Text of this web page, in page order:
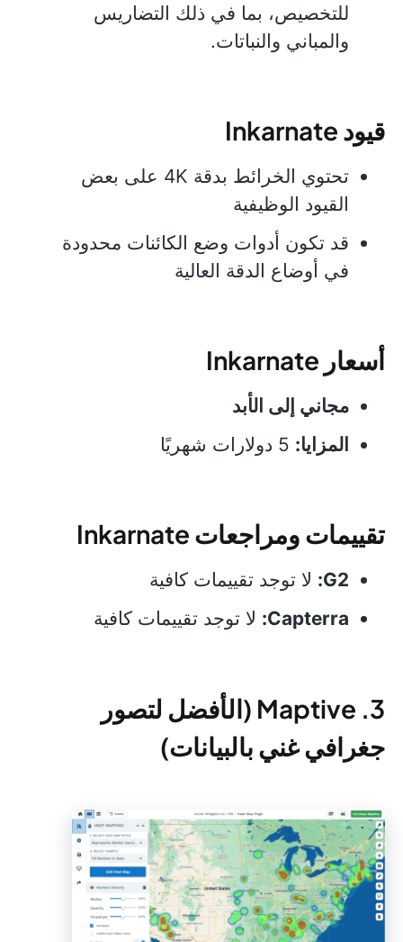
للتخصيص، بما في ذلك التضاريس
والمباني والنباتات.
قيود Inkarnate
تحتوي الخرائط بدقة 4K على بعض
القيود الوظيفية
قد تكون أدوات وضع الكائنات محدودة
في أوضاع الدقة العالية
أسعار Inkarnate
مجاني إلى الأبد
المزايا:
تقييمات ومراجعات Inkarnate
G2: لا توجد تقييمات كافية
Capterra: لا توجد تقييمات كافية
3. Maptive (الأفضل لتصور
جغرافي غني بالبيانات)